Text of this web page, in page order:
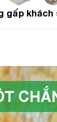
gấp khách